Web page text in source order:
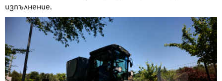
изпълнение.